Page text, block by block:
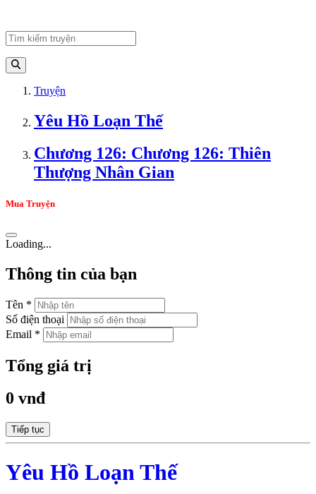
Truyện
Yêu Hồ Loạn Thế
Chương 126: Chương 126: Thiên
Thượng Nhân Gian
Mua Truyện
Loading...
Thông tin của bạn
Tên *
Số điện thoại
Email *
Tổng giá trị
0 vnđ
Tiếp tục
Yêu Hồ Loạn Thế